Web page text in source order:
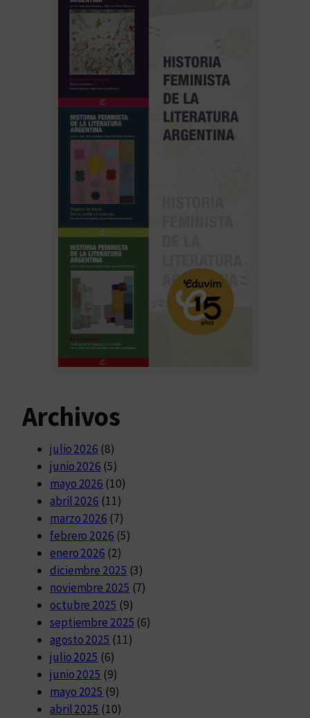
Archivos
julio 2026 (8)
junio 2026 (5)
mayo 2026 (10)
abril 2026 (11)
marzo 2026 (7)
febrero 2026 (5)
enero 2026 (2)
diciembre 2025 (3)
noviembre 2025 (7)
octubre 2025 (9)
septiembre 2025 (6)
agosto 2025 (11)
julio 2025 (6)
junio 2025 (9)
mayo 2025 (9)
abril 2025 (10)